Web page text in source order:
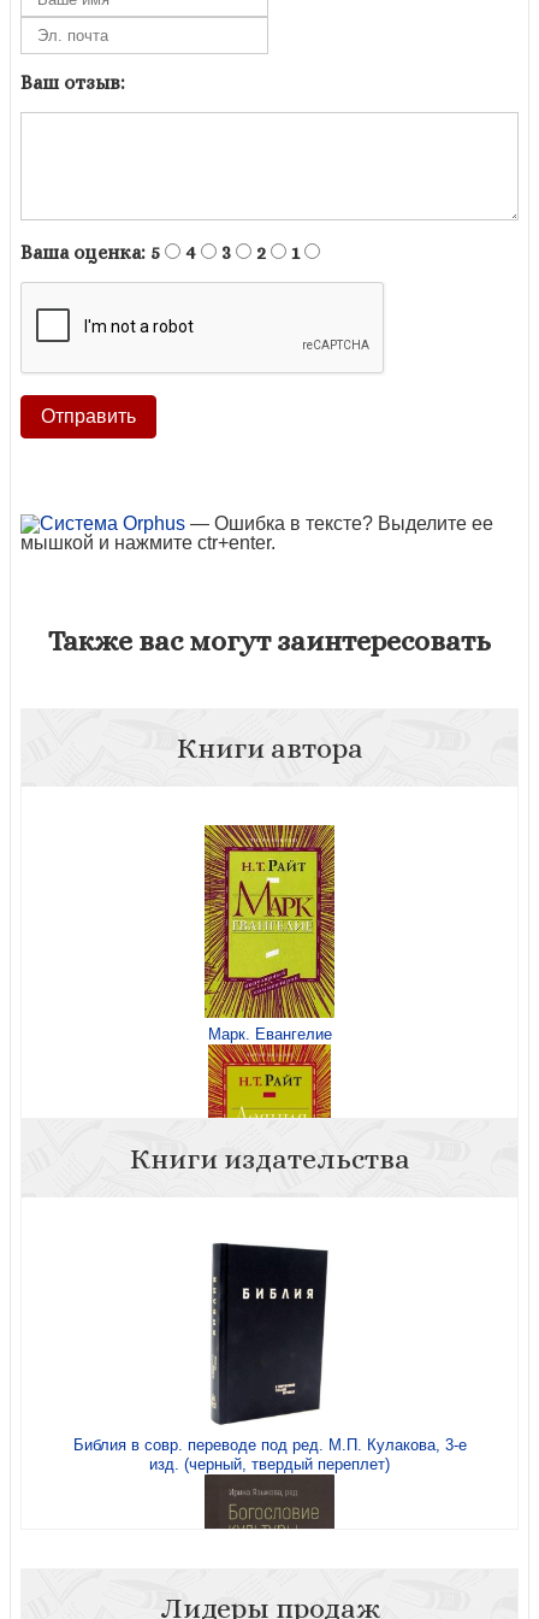
Ваш отзыв:
Ваша оценка: 5 4 3 2 1
— Ошибка в тексте? Выделите ее
мышкой и нажмите ctr+enter.
Также вас могут заинтересовать
Книги автора
Марк. Евангелие
Деяния апостолов (ББИ)
Павел. Послание к Римлянам
Книги издательства
Библия в совр. переводе под ред. М.П. Кулакова, 3-е
изд. (черный, твердый переплет)
Лидеры продаж